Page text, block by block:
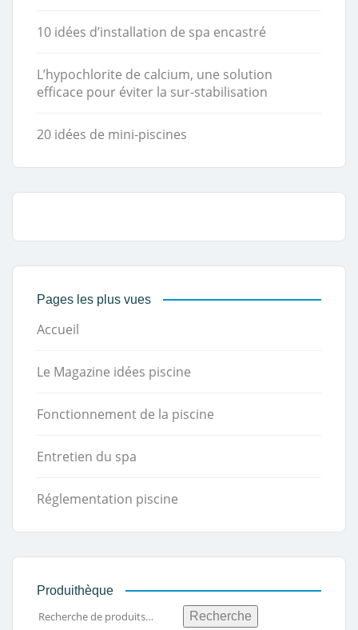
10 idées d’installation de spa encastré
L’hypochlorite de calcium, une solution
efficace pour éviter la sur-stabilisation
20 idées de mini-piscines
Pages les plus vues
Accueil
Le Magazine idées piscine
Fonctionnement de la piscine
Entretien du spa
Réglementation piscine
Produithèque
Recherche